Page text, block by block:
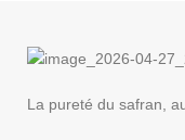
La pureté du safran,